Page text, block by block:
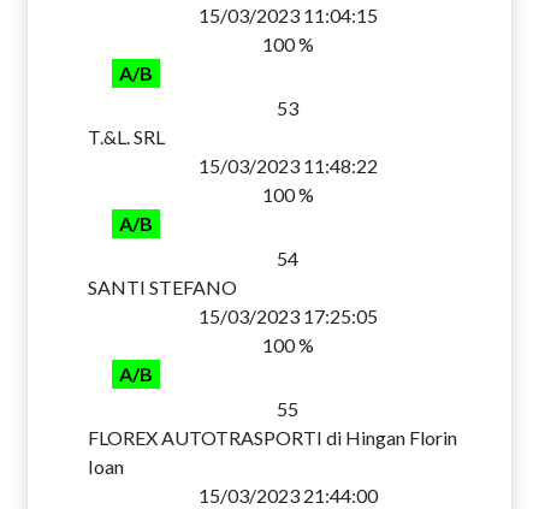
15/03/2023 11:04:15
100 %
A/B
53
T.&L. SRL
15/03/2023 11:48:22
100 %
A/B
54
SANTI STEFANO
15/03/2023 17:25:05
100 %
A/B
55
FLOREX AUTOTRASPORTI di Hingan Florin
Ioan
15/03/2023 21:44:00